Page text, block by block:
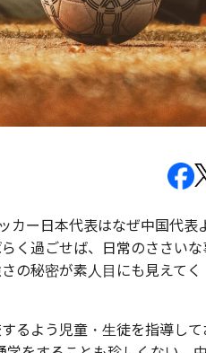
カー日本代表はなぜ中国代表
く過ごせば、日常のささいな
の秘密が素人目にも見えてく
るよう児童・生徒を指導して